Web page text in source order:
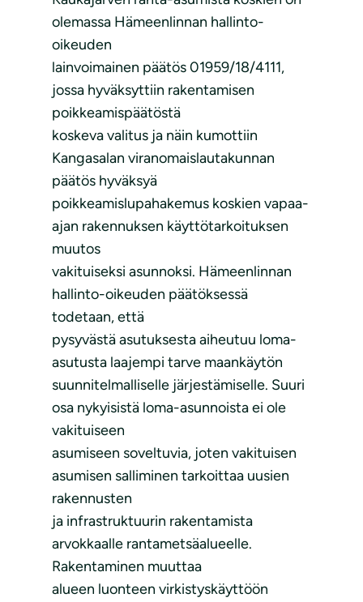
olemassa Hämeenlinnan hallinto-
oikeuden
lainvoimainen päätös 01959/18/4111,
jossa hyväksyttiin rakentamisen
poikkeamispäätöstä
koskeva valitus ja näin kumottiin
Kangasalan viranomaislautakunnan
päätös hyväksyä
poikkeamislupahakemus koskien vapaa-
ajan rakennuksen käyttötarkoituksen
muutos
vakituiseksi asunnoksi. Hämeenlinnan
hallinto-oikeuden päätöksessä
todetaan, että
pysyvästä asutuksesta aiheutuu loma-
asutusta laajempi tarve maankäytön
suunnitelmalliselle järjestämiselle. Suuri
osa nykyisistä loma-asunnoista ei ole
vakituiseen
asumiseen soveltuvia, joten vakituisen
asumisen salliminen tarkoittaa uusien
rakennusten
ja infrastruktuurin rakentamista
arvokkaalle rantametsäalueelle.
Rakentaminen muuttaa
alueen luonteen virkistyskäyttöön